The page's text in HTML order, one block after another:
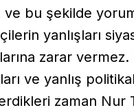
ve bu şekilde
yanlışları
zarar vermez.
ve yanlış
zaman Nur